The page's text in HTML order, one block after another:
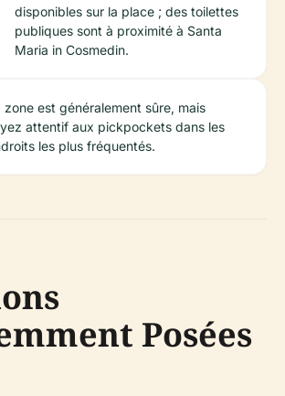
disponibles sur la place ; des toilettes
publiques sont à proximité à Santa
Maria in Cosmedin.
zone est généralement sûre, mais
attentif aux pickpockets dans les
les plus fréquentés.
Posées